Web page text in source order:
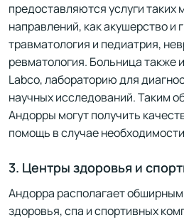
предоставляются услуги таких
направлений, как акушерство и
травматология и педиатрия,
ревматология. Больница также
Labco, лабораторию для
научных исследований. Таким
Андорры могут получить
помощь в случае
3. Центры здоровья и
Андорра располагает
здоровья, спа и спортивных